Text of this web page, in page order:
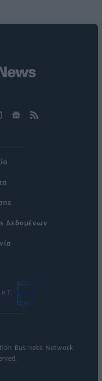
Δεδομένων
Business Network.